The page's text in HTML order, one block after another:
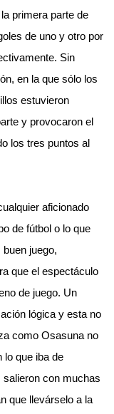
primera parte de
de uno y otro por
Sin
en la que sólo los
estuvieron
y provocaron el
los tres puntos al
aficionado
de fútbol o lo que
juego,
que el espectáculo
de juego. Un
lógica y esta no
como Osasuna no
lo que iba de
con muchas
que llevárselo a la